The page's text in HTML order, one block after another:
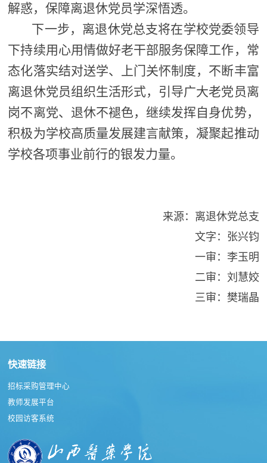
解惑，保障离退休党员学深悟透。
下一步，离退休党总支将在学校党委领导
下持续用心用情做好老干部服务保障工作，常
态化落实结对送学、上门关怀制度，不断丰富
离退休党员组织生活形式，引导广大老党员离
岗不离党、退休不褪色，继续发挥自身优势，
积极为学校高质量发展建言献策，凝聚起推动
学校各项事业前行的银发力量。
来源：离退休党总支
文字：张兴钧
一审：李玉明
二审：刘慧姣
三审：樊瑞晶
快速链接
招标采购管理中心
教师发展平台
校园访客系统